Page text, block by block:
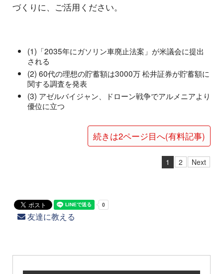
づくりに、ご活用ください。
(1)「2035年にガソリン車廃止法案」が米議会に提出
される
(2) 60代の理想の貯蓄額は3000万 松井証券が貯蓄額に
関する調査を発表
(3) アゼルバイジャン、ドローン戦争でアルメニアより
優位に立つ
続きは2ページ目へ(有料記事)
1 2 Next
友達に教える